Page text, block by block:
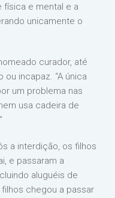
física e mental e a
unicamente o
curador, até
incapaz. “A única
um problema nas
usa cadeira de
a interdição, os filhos
e passaram a
aluguéis de
chegou a passar